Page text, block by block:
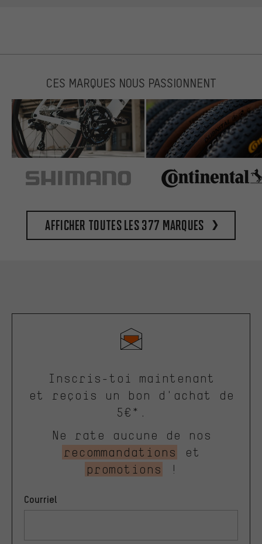
CES MARQUES NOUS PASSIONNENT
Afficher toutes les 377 marques
Inscris-toi maintenant
et reçois un bon d'achat de
5€*.
Ne rate aucune de nos
recommandations
et
promotions
!
Courriel